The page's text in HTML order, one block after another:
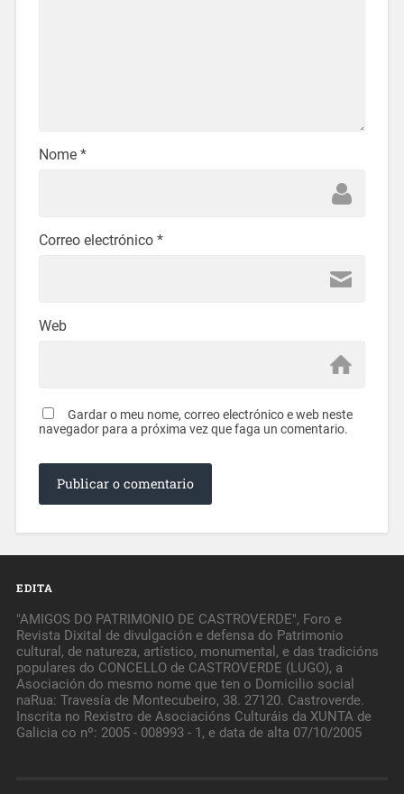
Nome *
Correo electrónico *
Web
Gardar o meu nome, correo electrónico e web neste
navegador para a próxima vez que faga un comentario.
EDITA
"AMIGOS DO PATRIMONIO DE CASTROVERDE", Foro e
Revista Dixital de divulgación e defensa do Patrimonio
cultural, de natureza, artístico, monumental, e das tradicións
populares do CONCELLO de CASTROVERDE (LUGO), a
Asociación do mesmo nome que ten o Domicilio social
naRua: Travesía de Montecubeiro, 38. 27120. Castroverde.
Inscrita no Rexistro de Asociacións Culturáis da XUNTA de
Galicia co nº: 2005 - 008993 - 1, e data de alta 07/10/2005